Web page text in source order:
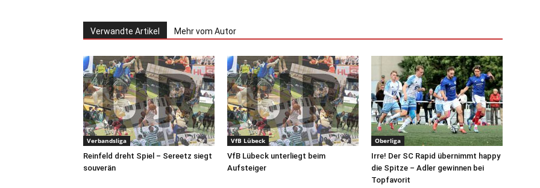
Verwandte Artikel Mehr vom Autor
Verbandsliga
Reinfeld dreht Spiel – Sereetz siegt
souverän
VfB Lübeck
VfB Lübeck unterliegt beim
Aufsteiger
Oberliga
Irre! Der SC Rapid übernimmt happy
die Spitze – Adler gewinnen bei
Topfavorit